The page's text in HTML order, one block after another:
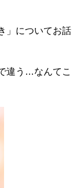
」についてお話
違う…なんてこ